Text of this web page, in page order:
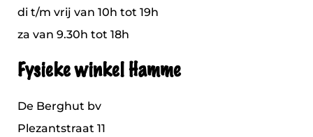
di t/m vrij van 10h tot 19h
za van 9.30h tot 18h
Fysieke winkel Hamme
De Berghut bv
Plezantstraat 11